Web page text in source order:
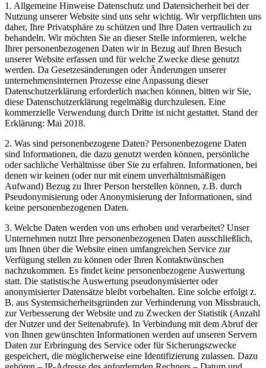
1. Allgemeine Hinweise Datenschutz und Datensicherheit bei der
Nutzung unserer Website sind uns sehr wichtig. Wir verpflichten uns
daher, Ihre Privatsphäre zu schützen und Ihre Daten vertraulich zu
behandeln. Wir möchten Sie an dieser Stelle informieren, welche
Ihrer personenbezogenen Daten wir in Bezug auf Ihren Besuch
unserer Website erfassen und für welche Zwecke diese genutzt
werden. Da Gesetzesänderungen oder Änderungen unserer
unternehmensinternen Prozesse eine Anpassung dieser
Datenschutzerklärung erforderlich machen können, bitten wir Sie,
diese Datenschutzerklärung regelmäßig durchzulesen. Eine
kommerzielle Verwendung durch Dritte ist nicht gestattet. Stand der
Erklärung: Mai 2018.
2. Was sind personenbezogene Daten? Personenbezogene Daten
sind Informationen, die dazu genutzt werden können, persönliche
oder sachliche Verhältnisse über Sie zu erfahren. Informationen, bei
denen wir keinen (oder nur mit einem unverhältnismäßigen
Aufwand) Bezug zu Ihrer Person herstellen können, z.B. durch
Pseudonymisierung oder Anonymisierung der Informationen, sind
keine personenbezogenen Daten.
3. Welche Daten werden von uns erhoben und verarbeitet? Unser
Unternehmen nutzt Ihre personenbezogenen Daten ausschließlich,
um Ihnen über die Website einen umfangreichen Service zur
Verfügung stellen zu können oder Ihren Kontaktwünschen
nachzukommen. Es findet keine personenbezogene Auswertung
statt. Die statistische Auswertung pseudonymisierter oder
anonymisierter Datensätze bleibt vorbehalten. Eine solche erfolgt z.
B. aus Systemsicherheitsgründen zur Verhinderung von Missbrauch,
zur Verbesserung der Website und zu Zwecken der Statistik (Anzahl
der Nutzer und der Seitenabrufe). In Verbindung mit dem Abruf der
von Ihnen gewünschten Informationen werden auf unseren Servern
Daten zur Erbringung des Service oder für Sicherungszwecke
gespeichert, die möglicherweise eine Identifizierung zulassen. Dazu